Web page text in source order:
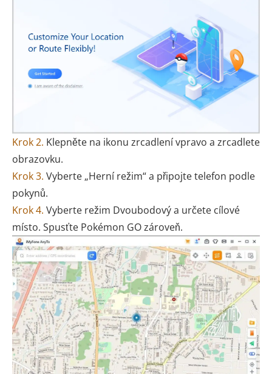
Krok 2. Klepněte na ikonu zrcadlení vpravo a zrcadlete
obrazovku.
Krok 3. Vyberte „Herní režim“ a připojte telefon podle
pokynů.
Krok 4. Vyberte režim Dvoubodový a určete cílové
místo. Spusťte Pokémon GO zároveň.